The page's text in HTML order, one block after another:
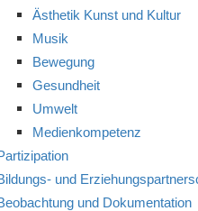
Ästhetik Kunst und Kultur
Musik
Bewegung
Gesundheit
Umwelt
Medienkompetenz
und
und Dokumentation